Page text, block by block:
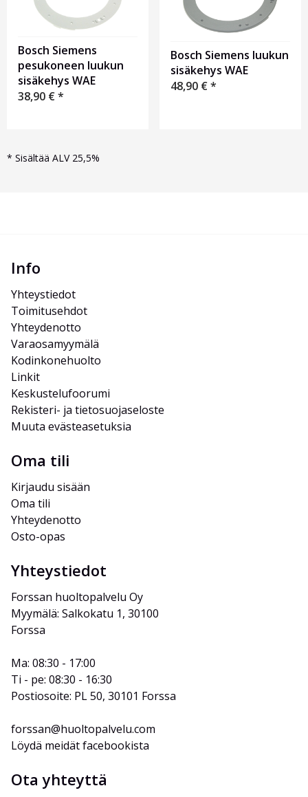
Bosch Siemens
pesukoneen luukun
sisäkehys WAE
38,90 €*
Bosch Siemens luukun
sisäkehys WAE
48,90 €*
* Sisältää ALV 25,5%
Info
Yhteystiedot
Toimitusehdot
Yhteydenotto
Varaosamyymälä
Kodinkonehuolto
Linkit
Keskustelufoorumi
Rekisteri- ja tietosuojaseloste
Muuta evästeasetuksia
Oma tili
Kirjaudu sisään
Oma tili
Yhteydenotto
Osto-opas
Yhteystiedot
Forssan huoltopalvelu Oy
Myymälä: Salkokatu 1, 30100
Forssa
Ma: 08:30 - 17:00
Ti - pe: 08:30 - 16:30
Postiosoite: PL 50, 30101 Forssa
forssan@huoltopalvelu.com
Löydä meidät facebookista
Ota yhteyttä